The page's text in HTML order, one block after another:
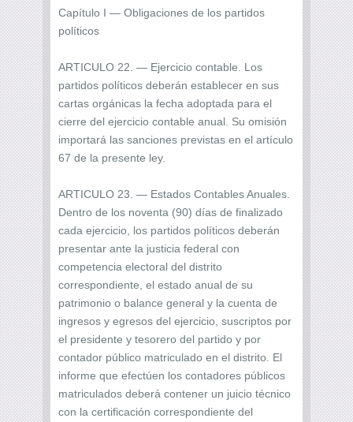
Capítulo I — Obligaciones de los partidos
políticos
ARTICULO 22. — Ejercicio contable. Los
partidos políticos deberán establecer en sus
cartas orgánicas la fecha adoptada para el
cierre del ejercicio contable anual. Su omisión
importará las sanciones previstas en el artículo
67 de la presente ley.
ARTICULO 23. — Estados Contables Anuales.
Dentro de los noventa (90) días de finalizado
cada ejercicio, los partidos políticos deberán
presentar ante la justicia federal con
competencia electoral del distrito
correspondiente, el estado anual de su
patrimonio o balance general y la cuenta de
ingresos y egresos del ejercicio, suscriptos por
el presidente y tesorero del partido y por
contador público matriculado en el distrito. El
informe que efectúen los contadores públicos
matriculados deberá contener un juicio técnico
con la certificación correspondiente del